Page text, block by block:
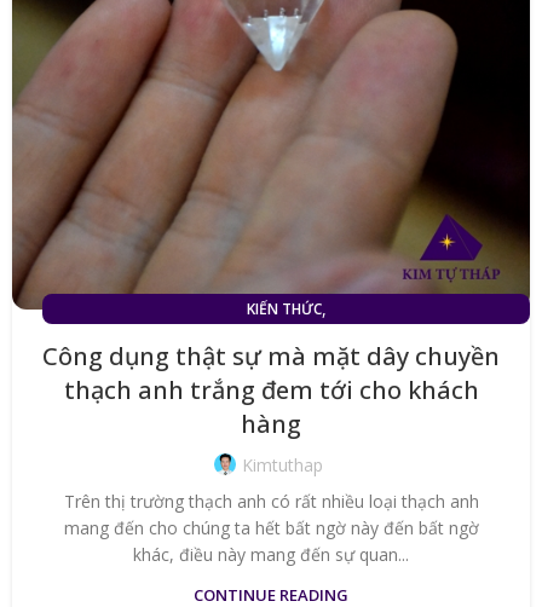
KIẾN THỨC,
Công dụng thật sự mà mặt dây chuyền
thạch anh trắng đem tới cho khách
hàng
Kimtuthap
Trên thị trường thạch anh có rất nhiều loại thạch anh
mang đến cho chúng ta hết bất ngờ này đến bất ngờ
khác, điều này mang đến sự quan...
CONTINUE READING